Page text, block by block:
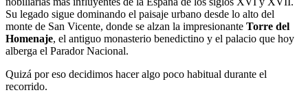
Su legado sigue dominando el paisaje urbano desde lo alto del
monte de San Vicente, donde se alzan la impresionante Torre del
Homenaje, el antiguo monasterio benedictino y el palacio que hoy
alberga el Parador Nacional.
Quizá por eso decidimos hacer algo poco habitual durante el
recorrido.